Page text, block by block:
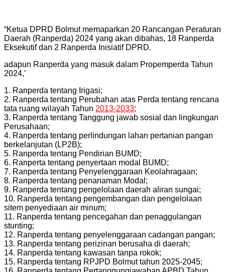
“Ketua DPRD Bolmut memaparkan 20 Rancangan Peraturan
Daerah (Ranperda) 2024 yang akan dibahas, 18 Ranperda
Eksekutif dan 2 Ranperda Inisiatif DPRD.
adapun Ranperda yang masuk dalam Propemperda Tahun
2024,’
1. Ranperda tentang Irigasi;
2. Ranperda tentang Perubahan atas Perda tentang rencana
tata ruang wilayah Tahun 2013-2033;
3. Ranperda tentang Tanggung jawab sosial dan lingkungan
Perusahaan;
4. Ranperda tentang perlindungan lahan pertanian pangan
berkelanjutan (LP2B);
5. Ranperda tentang Pendirian BUMD;
6. Ranperta tentang penyertaan modal BUMD;
7. Ranperda tentang Penyelenggaraan Keolahragaan;
8. Ranperda tentang penanaman Modal;
9. Ranperda tentang pengelolaan daerah aliran sungai;
10. Ranperda tentang pengembangan dan pengelolaan
sitem penyediaan air minum;
11. Ranperda tentang pencegahan dan penaggulangan
stunting;
12. Ranperda tentang penyelenggaraan cadangan pangan;
13. Ranperda tentang perizinan berusaha di daerah;
14. Ranperda tentang kawasan tanpa rokok;
15. Ranperda tentang RPJPD Bolmut tahun 2025-2045;